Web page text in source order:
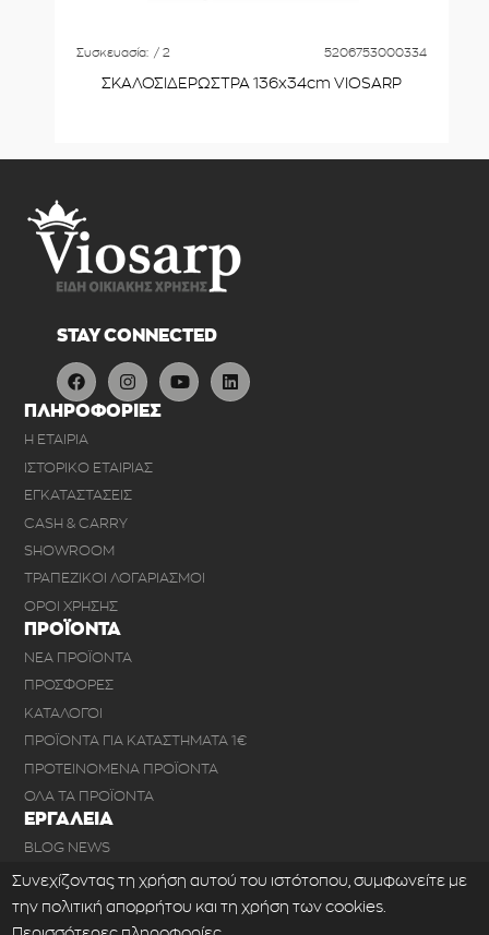
Συσκευασία: / 2 5206753000334
ΣΚΑΛΟΣΙΔΕΡΩΣΤΡΑ 136x34cm VIOSARP
STAY CONNECTED
ΠΛΗΡΟΦΟΡΙΕΣ
Η ΕΤΑΙΡΙΑ
ΙΣΤΟΡΙΚΟ ΕΤΑΙΡΙΑΣ
ΕΓΚΑΤΑΣΤΑΣΕΙΣ
CASH & CARRY
SHOWROOM
ΤΡΑΠΕΖΙΚΟΙ ΛΟΓΑΡΙΑΣΜΟΙ
ΟΡΟΙ ΧΡΗΣΗΣ
ΠΡΟΪΟΝΤΑ
ΝΕΑ ΠΡΟΪΟΝΤΑ
ΠΡΟΣΦΟΡΕΣ
ΚΑΤΑΛΟΓΟΙ
ΠΡΟΪΟΝΤΑ ΓΙΑ ΚΑΤΑΣΤΗΜΑΤΑ 1€
ΠΡΟΤΕΙΝΟΜΕΝΑ ΠΡΟΪΟΝΤΑ
ΟΛΑ ΤΑ ΠΡΟΪΟΝΤΑ
ΕΡΓΑΛΕΙΑ
BLOG NEWS
ΣΥΧΝΕΣ ΕΡΩΤΗΣΕΙΣ
ΕΠΙΚΟΙΝΩΝΙΑ
ΕΞΑΓΩΓΗ ΑΡΧΕΙΟΥ XML
Συνεχίζοντας τη χρήση αυτού του ιστότοπου, συμφωνείτε με
την πολιτική απορρήτου και τη χρήση των cookies.